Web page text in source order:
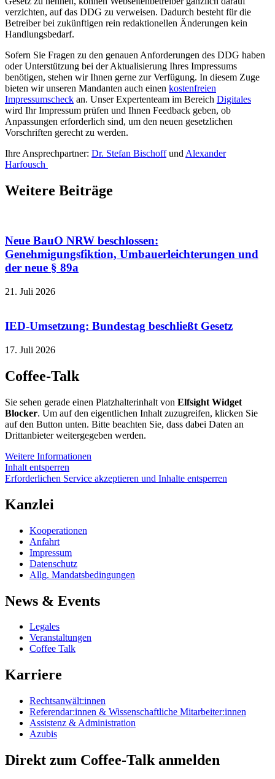
verzichten, auf das DDG zu verweisen. Dadurch besteht für die
Betreiber bei zukünftigen rein redaktionellen Änderungen kein
Handlungsbedarf.
Sofern Sie Fragen zu den genauen Anforderungen des DDG haben
oder Unterstützung bei der Aktualisierung Ihres Impressums
benötigen, stehen wir Ihnen gerne zur Verfügung. In diesem Zuge
bieten wir unseren Mandanten auch einen kostenfreien
Impressumscheck an. Unser Expertenteam im Bereich Digitales
wird Ihr Impressum prüfen und Ihnen Feedback geben, ob
Anpassungen erforderlich sind, um den neuen gesetzlichen
Vorschriften gerecht zu werden.
Ihre Ansprechpartner: Dr. Stefan Bischoffund Alexander
Harfousch
Weitere Beiträge
Neue BauO NRW beschlossen:
Genehmigungsfiktion, Umbauerleichterungen und
der neue § 89a
21. Juli 2026
IED-Umsetzung: Bundestag beschließt Gesetz
17. Juli 2026
Coffee-Talk
Sie sehen gerade einen Platzhalterinhalt von Elfsight Widget
Blocker. Um auf den eigentlichen Inhalt zuzugreifen, klicken Sie
auf den Button unten. Bitte beachten Sie, dass dabei Daten an
Drittanbieter weitergegeben werden.
Weitere Informationen
Inhalt entsperren
Erforderlichen Service akzeptieren und Inhalte entsperren
Kanzlei
Kooperationen
Anfahrt
Impressum
Datenschutz
Allg. Mandatsbedingungen
News & Events
Legales
Veranstaltungen
Coffee Talk
Karriere
Rechtsanwält:innen
Referendar:innen & Wissenschaftliche Mitarbeiter:innen
Assistenz & Administration
Azubis
Direkt zum Coffee-Talk anmelden